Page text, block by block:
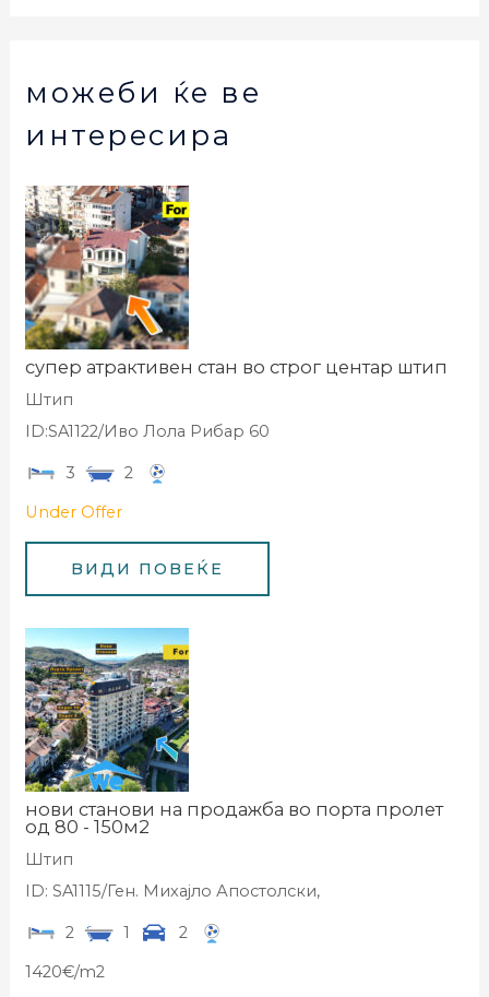
можеби ќе ве
интересира
супер атрактивен стан во строг центар штип
Штип
ID:SA1122/Иво Лола Рибар 60
3 2
Under Offer
нови станови на продажба во порта пролет
од 80 - 150м2
Штип
ID: SA1115/Ген. Михајло Апостолски,
2 1 2
1420€/m2